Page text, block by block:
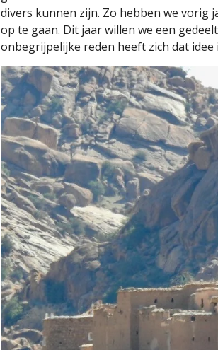
divers kunnen zijn. Zo hebben we vorig
op te gaan. Dit jaar willen we een
onbegrijpelijke reden heeft zich dat